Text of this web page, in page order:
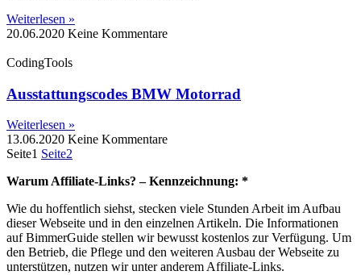
Weiterlesen »
20.06.2020 Keine Kommentare
CodingTools
Ausstattungscodes BMW Motorrad
Weiterlesen »
13.06.2020 Keine Kommentare
Seite1 Seite2
Warum Affiliate-Links? – Kennzeichnung: *
Wie du hoffentlich siehst, stecken viele Stunden Arbeit im Aufbau
dieser Webseite und in den einzelnen Artikeln. Die Informationen
auf BimmerGuide stellen wir bewusst kostenlos zur Verfügung. Um
den Betrieb, die Pflege und den weiteren Ausbau der Webseite zu
unterstützen, nutzen wir unter anderem Affiliate-Links.